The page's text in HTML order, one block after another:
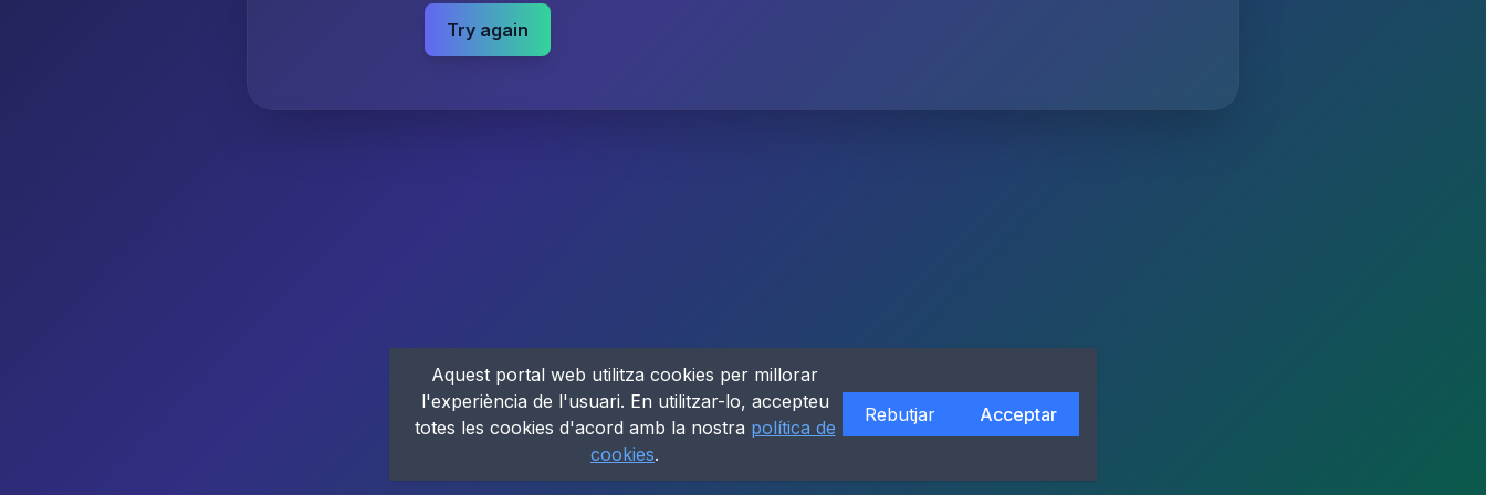
Try again
Aquest portal web utilitza cookies per millorar
l'experiència de l'usuari. En utilitzar-lo, accepteu
totes les cookies d'acord amb la nostra política de
cookies.
Rebutjar Acceptar